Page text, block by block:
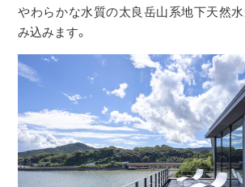
やわらかな水質の太良岳山系地下天然
み込みます。